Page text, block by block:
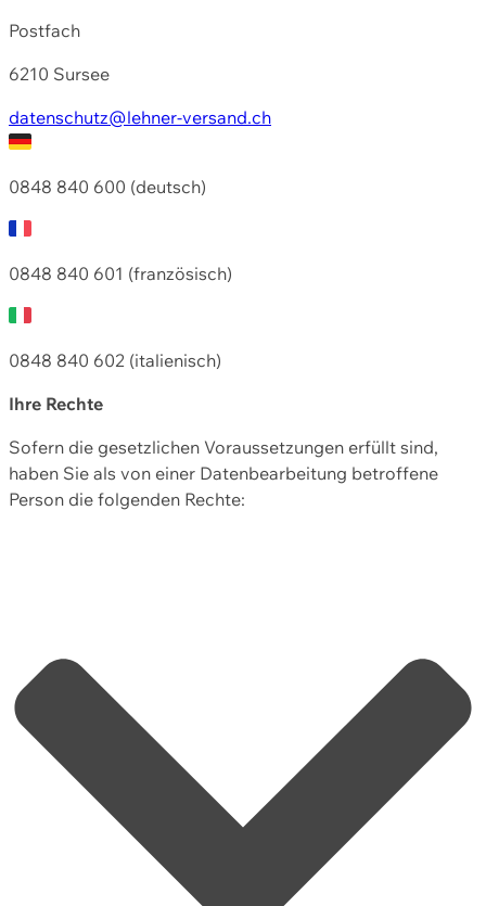
Postfach
6210 Sursee
datenschutz@lehner-versand.ch
0848 840 600 (deutsch)
0848 840 601 (französisch)
0848 840 602 (italienisch)
Ihre Rechte
Sofern die gesetzlichen Voraussetzungen erfüllt sind,
haben Sie als von einer Datenbearbeitung betroffene
Person die folgenden Rechte: